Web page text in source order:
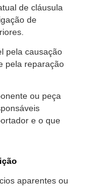
de cláusula
de
pela causação
pela reparação
ou peça
e o que
aparentes ou